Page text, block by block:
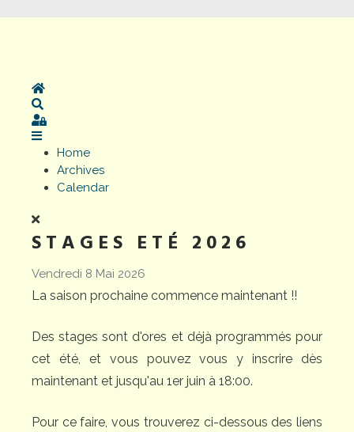
Home
Sign In
Home
Archives
Calendar
STAGES ETÉ 2026
Vendredi 8 Mai 2026
La saison prochaine commence maintenant !!
Des stages sont d'ores et déjà programmés pour
cet été, et vous pouvez vous y inscrire dès
maintenant et jusqu'au 1er juin à 18:00.
Pour ce faire, vous trouverez ci-dessous des liens